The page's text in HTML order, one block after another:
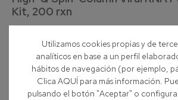
Kit, 200 rxn
optimizado para obtener ARN viral a
Ver producto
Utilizamos cookies propias y de
analíticos en base a un perfil
hábitos de navegación (por ejemplo,
Clica AQUÍ para más información.
pulsando el botón "Aceptar" o